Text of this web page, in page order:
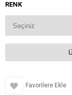
RENK
Favorilere Ekle